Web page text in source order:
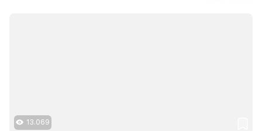
13.069